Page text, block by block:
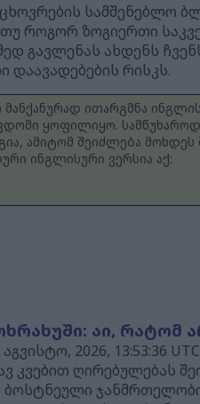
სამშენებლო
როგორ ზოგიერთი
გავლენას ახდენს
დაავადებების რისკს.
მანქანურად ითარგმნა
ყოფილიყო.
ამიტომ შეიძლება
ინგლისური ვერსია აქ:
აი, რატომ
2026, 13:53:36 UTC
კვებით ღირებულებას
ბოსტნეული